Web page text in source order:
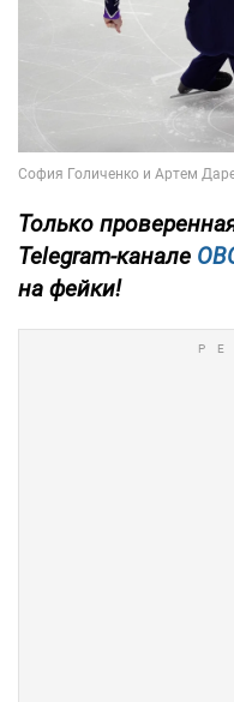
Только
Telegram-канале
на фейки!